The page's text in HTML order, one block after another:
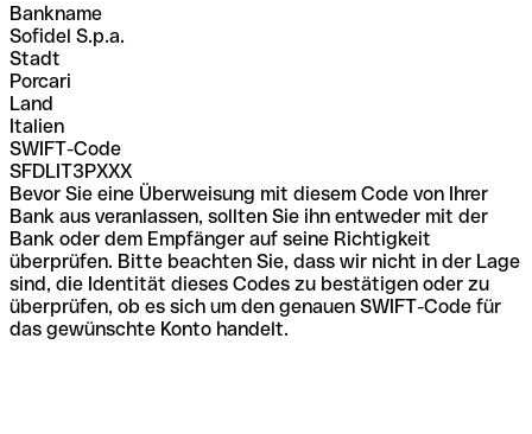
Bankname
Sofidel S.p.a.
Stadt
Porcari
Land
Italien
SWIFT-Code
SFDLIT3PXXX
Bevor Sie eine Überweisung mit diesem Code von Ihrer
Bank aus veranlassen, sollten Sie ihn entweder mit der
Bank oder dem Empfänger auf seine Richtigkeit
überprüfen. Bitte beachten Sie, dass wir nicht in der Lage
sind, die Identität dieses Codes zu bestätigen oder zu
überprüfen, ob es sich um den genauen SWIFT-Code für
das gewünschte Konto handelt.